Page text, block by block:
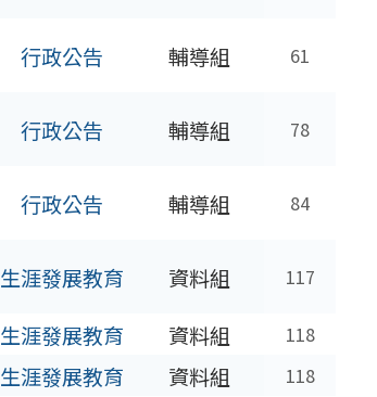
行政公告 輔導組 61
行政公告 輔導組 78
行政公告 輔導組 84
生涯發展教育 資料組 117
生涯發展教育 資料組 118
生涯發展教育 資料組 118